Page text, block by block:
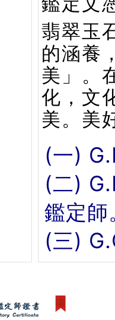
翡翠玉
的涵養
美」。
化，文
美。美
(一)
(二)
鑑定師
(三)